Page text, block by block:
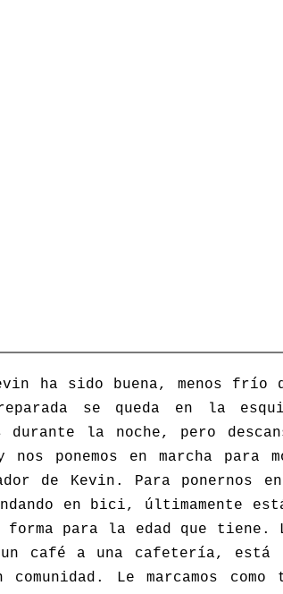
ha sido buena, menos frío
se queda en la
durante la noche, pero
nos ponemos en marcha
de Kevin. Para ponernos
en bici, últimamente
para la edad que tiene.
café a una cafetería, está
comunidad. Le marcamos